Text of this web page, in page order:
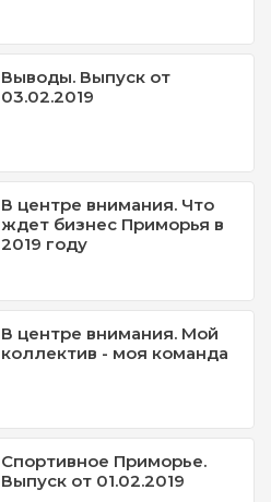
Выводы. Выпуск от
03.02.2019
В центре внимания. Что
ждет бизнес Приморья в
2019 году
В центре внимания. Мой
коллектив - моя команда
Спортивное Приморье.
Выпуск от 01.02.2019